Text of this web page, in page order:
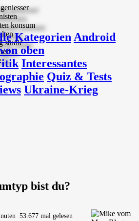
Kategorien Android
oben
Interessantes
Quiz & Tests
Ukraine-Krieg
bist du?
53.677 mal gelesen